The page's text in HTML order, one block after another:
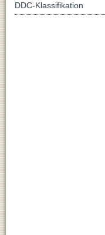
DDC-Klassifikation